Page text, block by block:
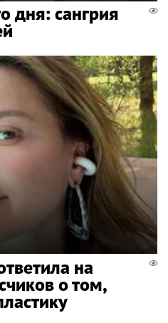
дня: сангрия
на
о том,